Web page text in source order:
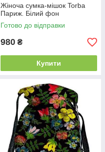
Жіноча сумка-мішок Torba
Париж. Білий фон
Готово до відправки
980 ₴
Купити